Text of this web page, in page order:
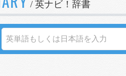
/ 英ナビ！辞書